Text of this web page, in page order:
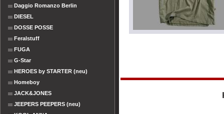
Daggio Romanzo Berlin
DIESEL
DOSSE POSSE
Feralstuff
FUGA
G-Star
HEROES by STARTER (neu)
Homeboy
JACK&JONES
JEEPERS PEEPERS (neu)